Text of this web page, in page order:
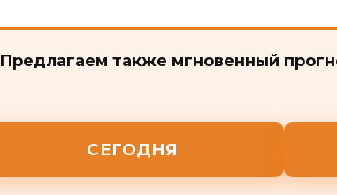
Предлагаем также мгновенный
СЕГОДНЯ